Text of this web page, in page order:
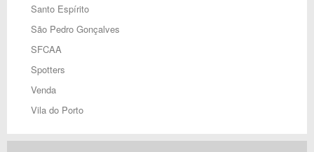
Santo Espírito
São Pedro Gonçalves
SFCAA
Spotters
Venda
Vila do Porto